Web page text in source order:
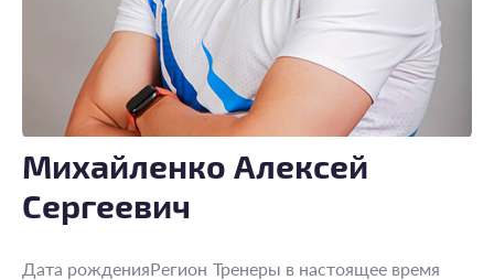
Михайленко Алексей
Сергеевич
Дата рожденияРегион Тренеры в настоящее время